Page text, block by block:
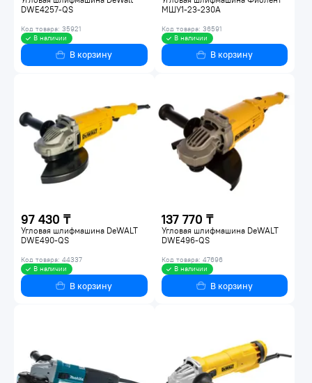
DWE4257-QS
Код товара: 35921
В наличии
В корзину
МШУ1-23-230A
Код товара: 36591
В наличии
В корзину
97 430 ₸
Угловая шлифмашина DeWALT
DWE490-QS
Код товара: 44337
В наличии
В корзину
137 770 ₸
Угловая шлифмашина DeWALT
DWE496-QS
Код товара: 47696
В наличии
В корзину